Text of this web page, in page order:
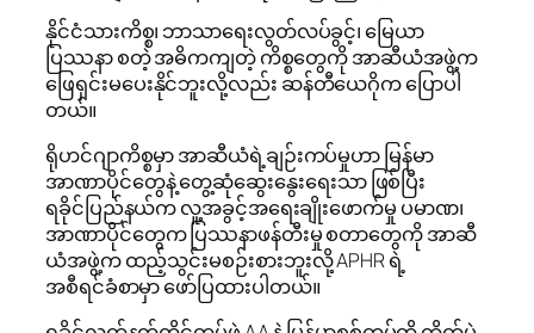
နိုင်ငံသားကိစ္စ၊ ဘာသာရေးလွတ်လပ်ခွင့်၊ မြေယာ
ပြဿနာ စတဲ့ အဓိကကျတဲ့ ကိစ္စတွေကို အာဆီယံအဖွဲ့က
ဖြေရှင်းမပေးနိုင်ဘူးလို့လည်း ဆန်တီယေဂိုက ပြောပါ
တယ်။
ရိုဟင်ဂျာကိစ္စမှာ အာဆီယံရဲ့ချဉ်းကပ်မှုဟာ မြန်မာ
အာဏာပိုင်တွေနဲ့ တွေ့ဆုံဆွေးနွေးရေးသာ ဖြစ်ပြီး
ရခိုင်ပြည်နယ်က လူ့အခွင့်အရေးချိုးဖောက်မှု ပမာဏ၊
အာဏာပိုင်တွေက ပြဿနာဖန်တီးမှု စတာတွေကို အာဆီ
ယံအဖွဲ့က ထည့်သွင်းမစဉ်းစားဘူးလို့ APHR ရဲ့
အစီရင်ခံစာမှာ ဖော်ပြထားပါတယ်။